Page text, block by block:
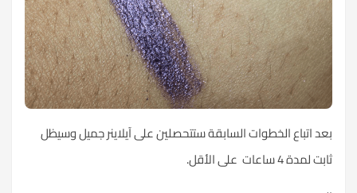
بعد اتباع الخطوات السابقة ستتحصلين على آيلاينر جميل وسيظل
ثابت لمدة 4 ساعات على الأقل.